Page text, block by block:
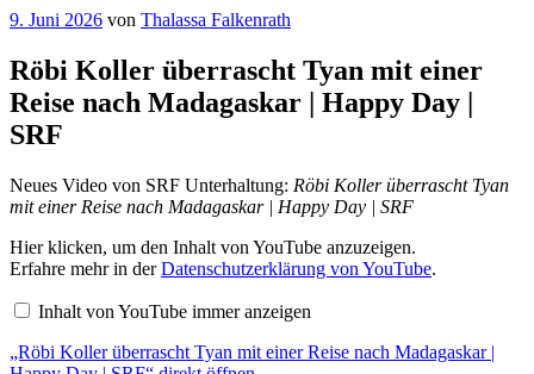
Veröffentlicht
9. Juni 2026 von Thalassa Falkenrath
Röbi Koller überrascht Tyan mit einer
Reise nach Madagaskar | Happy Day |
SRF
Neues Video von SRF Unterhaltung: Röbi Koller überrascht Tyan
mit einer Reise nach Madagaskar | Happy Day | SRF
„Röbi
Koller
überrascht
mit
Reise
nach
Hier klicken, um den Inhalt von YouTube anzuzeigen.
Erfahre mehr in derDatenschutzerklärung von YouTube.
Inhalt von YouTube immer anzeigen
„Röbi Koller überrascht Tyan mit einer Reise nach Madagaskar |